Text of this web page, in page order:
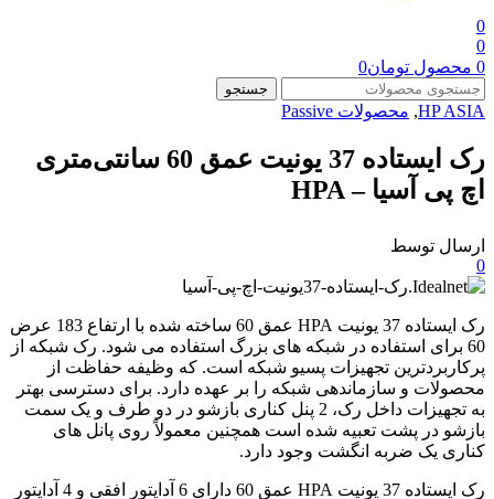
0
0
0 محصول تومان0
جستجو
HP ASIA
, محصولات Passive
رک ایستاده 37 یونیت عمق 60 سانتی‌متری
اچ پی آسیا – HPA
ارسال توسط
0
رک ایستاده 37 یونیت HPA عمق 60 ساخته شده با ارتفاع 183 عرض
60 برای استفاده در شبکه های بزرگ استفاده می شود. رک شبکه از
پرکاربردترین تجهیزات پسیو شبکه است. که وظیفه حفاظت از
محصولات و سازماندهی شبکه را بر عهده دارد. برای دسترسی بهتر
به تجهیزات داخل رک، 2 پنل کناری بازشو در دو طرف و یک سمت
بازشو در پشت تعبیه شده است همچنین معمولاً روی پانل های
کناری یک ضربه انگشت وجود دارد.
رک ایستاده 37 یونیت HPA عمق 60 دارای 6 آداپتور افقی و 4 آداپتور